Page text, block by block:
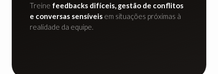
Treine feedbacks difíceis, gestão de conflitos
e conversas sensíveis em situações próximas à
realidade da equipe.